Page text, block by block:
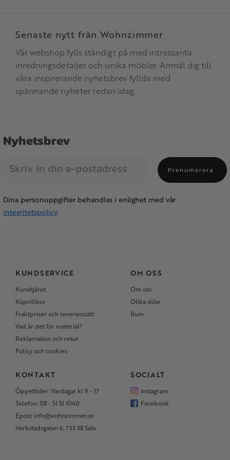
Senaste nytt från Wohnzimmer
Vår webshop fylls ständigt på med intressanta
inredningsdetaljer och unika möbler. Anmäl dig till
våra inspirerande nyhetsbrev fyllda med
spännande nyheter redan idag.
Nyhetsbrev
Prenumerera
Dina personuppgifter behandlas i enlighet med vår
integritetspolicy.
KUNDSERVICE
Kundtjänst
Köpvillkor
Fraktpriser och leveranssätt
Vad är det för material?
Reklamation och retur
Policy och cookies
OM OSS
Om oss
Olika stilar
Rum
KONTAKT
Öppettider: Vardagar kl 9 - 17
Telefon: 08 - 51 51 1040
Epost: info@wohnzimmer.se
Verkstadsgatan 6, 733 38 Sala
SOCIALT
Instagram
Facebook